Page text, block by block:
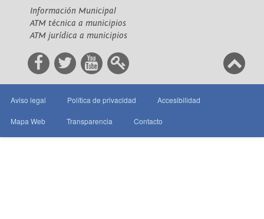
Información Municipal
ATM técnica a municipios
ATM jurídica a municipios
Aviso legal Política de privacidad Accesibilidad
Mapa Web Transparencia Contacto